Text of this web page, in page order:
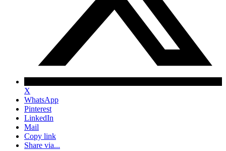
X
WhatsApp
Pinterest
LinkedIn
Mail
Copy link
Share via...